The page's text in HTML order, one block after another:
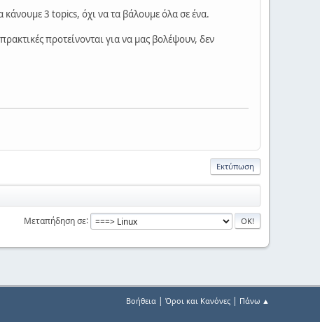
κάνουμε 3 topics, όχι να τα βάλουμε όλα σε ένα.
προτείνονται για να μας βολέψουν, δεν
Εκτύπωση
Μεταπήδηση σε
Βοήθεια | Όροι και Κανόνες | Πάνω ▲